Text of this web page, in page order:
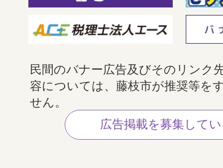
民間のバナー広告及びそのリンク
容については、藤枝市が推奨等を
せん。
広告掲載を募集して